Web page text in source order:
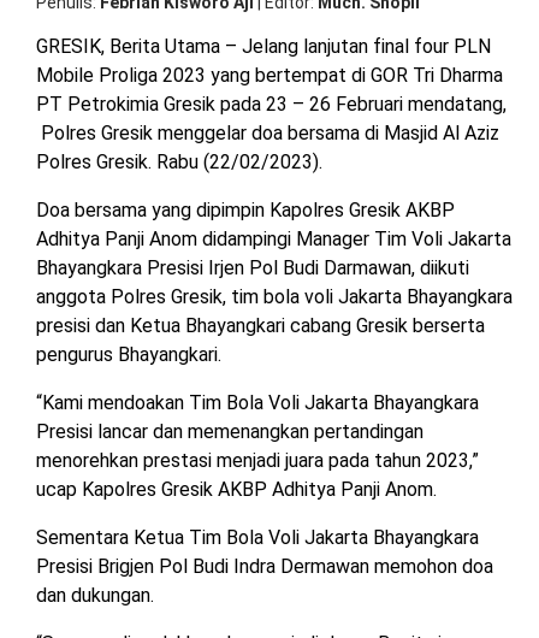
REDAKSI
TENTANG
KAMI
KERJASAMA
PEDOMAN
MEDIA
CYBER
GRESIK, Berita Utama – Jelang lanjutan final four PLN
Mobile Proliga 2023 yang bertempat di GOR Tri Dharma
PT Petrokimia Gresik pada 23 – 26 Februari mendatang,
Polres Gresik menggelar doa bersama di Masjid Al Aziz
Polres Gresik. Rabu (22/02/2023).
Doa bersama yang dipimpin Kapolres Gresik AKBP
Adhitya Panji Anom didampingi Manager Tim Voli Jakarta
Bhayangkara Presisi Irjen Pol Budi Darmawan, diikuti
anggota Polres Gresik, tim bola voli Jakarta Bhayangkara
presisi dan Ketua Bhayangkari cabang Gresik berserta
pengurus Bhayangkari.
“Kami mendoakan Tim Bola Voli Jakarta Bhayangkara
Presisi lancar dan memenangkan pertandingan
menorehkan prestasi menjadi juara pada tahun 2023,”
ucap Kapolres Gresik AKBP Adhitya Panji Anom.
Sementara Ketua Tim Bola Voli Jakarta Bhayangkara
Presisi Brigjen Pol Budi Indra Dermawan memohon doa
dan dukungan.